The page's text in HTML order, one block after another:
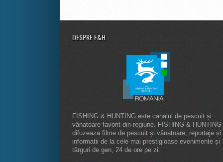
DESPRE F&H
FISHING & HUNTING este canalul de pescuit și
vânatoare favorit din regiune. FISHING & HUNTING
difuzeaza filme de pescuit și vânatoare, reportaje și
informatii de la cele mai prestigioase evenimente și
târguri de gen, 24 de ore pe zi.